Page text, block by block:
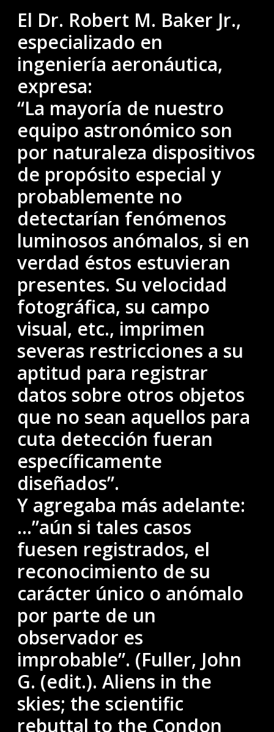
El Dr. Robert M. Baker Jr.,
especializado en
ingeniería aeronáutica,
expresa:
“La mayoría de nuestro
equipo astronómico son
por naturaleza dispositivos
de propósito especial y
probablemente no
detectarían fenómenos
luminosos anómalos, si en
verdad éstos estuvieran
presentes. Su velocidad
fotográfica, su campo
visual, etc., imprimen
severas restricciones a su
aptitud para registrar
datos sobre otros objetos
que no sean aquellos para
cuta detección fueran
específicamente
diseñados”.
Y agregaba más adelante:
…”aún si tales casos
fuesen registrados, el
reconocimiento de su
carácter único o anómalo
por parte de un
observador es
improbable”. (Fuller, John
G. (edit.). Aliens in the
skies; the scientific
rebuttal to the Condon